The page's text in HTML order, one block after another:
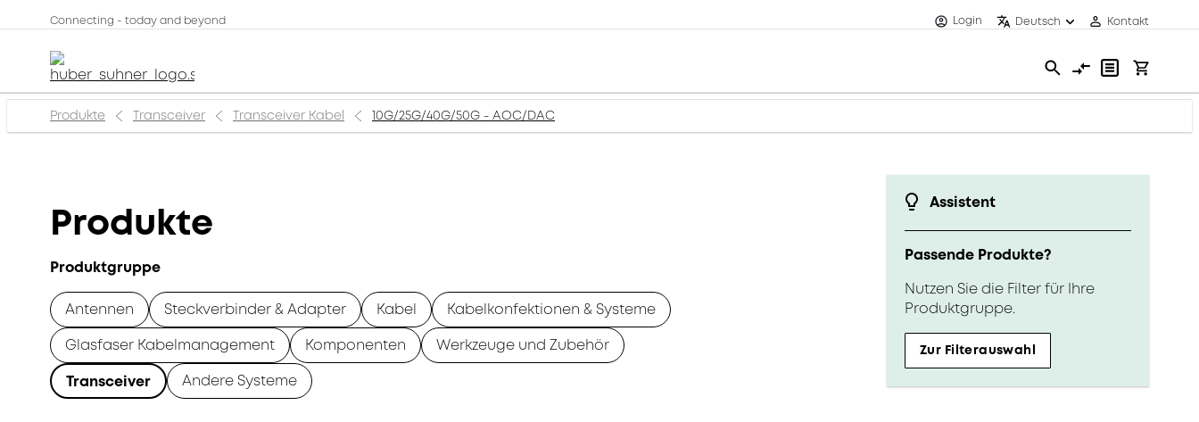
Connecting - today and beyond Login Deutsch Kontakt
Produkte Transceiver Transceiver Kabel 10G/25G/40G/50G - AOC/DAC
Assistent
Passende Produkte?
Nutzen Sie die Filter für Ihre
Produktgruppe.
Zur Filterauswahl
Produkte
Produktgruppe
Antennen Steckverbinder & Adapter Kabel
Kabelkonfektionen & Systeme
Glasfaser Kabelmanagement
Komponenten
Werkzeuge und Zubehör
Transceiver
Andere Systeme